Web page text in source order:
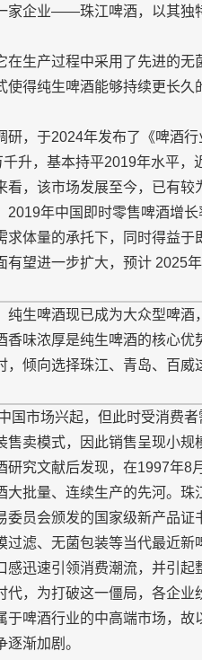
家企业——珠江啤酒，以其独
在生产过程中采用了先进的
得纯生啤酒能够持续更长
研，于2024年发布了《啤酒
升，基本持平2019年水平，
看，该市场发展至今，已有
年中国即时零售啤酒增
求体量的承托下，同时得益
望进一步扩大，预计 2025
纯生啤酒现已成为大众型啤
味浓厚是纯生啤酒的核心优
，倾向选择珠江、青岛、百
国市场兴起，但此时受消费
卖模式，因此销售呈现小规
研究文献后发现，在1997年8
批量、连续生产的先河。珠
员会颁发的国家级新产品证
滤、无菌包装等当代最近新
迅速引领消费潮流，并引起
代，为打破这一僵局，各企业
啤酒行业的中高端市场，
渐加剧。